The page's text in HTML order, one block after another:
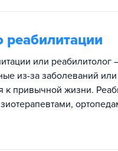
реабилитации
или реабилитолог
из-за заболеваний
к привычной жизни.